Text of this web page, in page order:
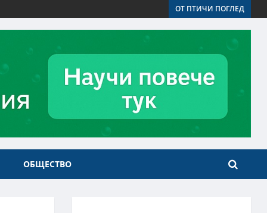
ОТ ПТИЧИ ПОГЛЕД
ОБЩЕСТВО